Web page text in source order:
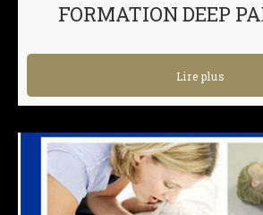
FORMATION DEEP
Lire plus